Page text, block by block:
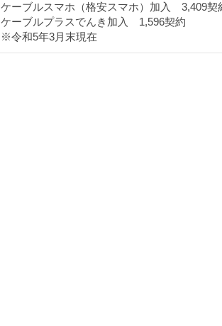
ケーブルスマホ（格安スマホ）加入 3,409契
ケーブルプラスでんき加入 1,596契約
※令和5年3月末現在